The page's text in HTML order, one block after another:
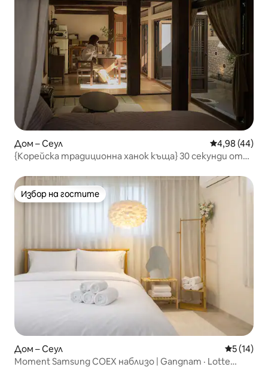
Дом – Сеул Средна
4,98 (44)
{Корейска традиционна ханок къща} 30 секунди от
самостоятелно ползване/DDP/Чонгъечон/Джонгро/
Избрана отлична ханок къща/Максимум 5 души/
Избор на гостите
Избор на гостите
Дом – Сеул Средна
5 (14)
Moment Samsung COEX наблизо | Gangnam · Lotte